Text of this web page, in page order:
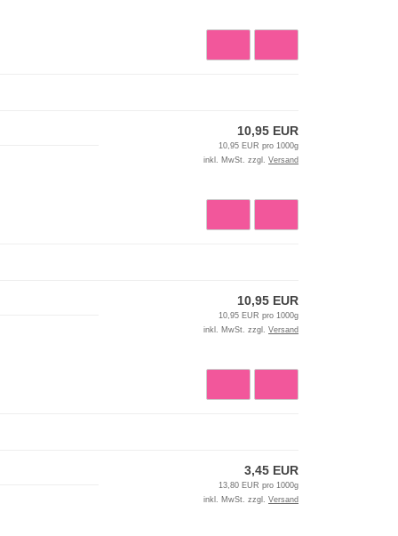
10,95 EUR
10,95 EUR pro 1000g
inkl. MwSt. zzgl. Versand
10,95 EUR
10,95 EUR pro 1000g
inkl. MwSt. zzgl. Versand
3,45 EUR
13,80 EUR pro 1000g
inkl. MwSt. zzgl. Versand